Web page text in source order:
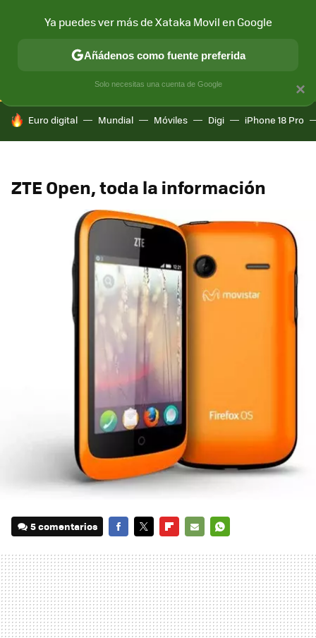
CONECTIVIDAD MÓVIL Y SOCIEDAD APLICACIONES
HOY SE HABLA DE
Euro digital Mundial Móviles Digi iPhone 18 Pro
ZTE Open, toda la información
5 comentarios
MAIL
×
Ya puedes ver más de Xataka Movil en Google
Añádenos como fuente preferida
Solo necesitas una cuenta de Google